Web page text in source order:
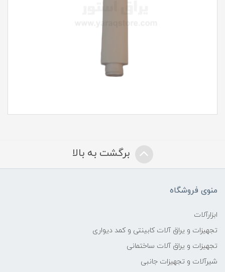
برگشت به بالا
منوی فروشگاه
ابزارآلات
تجهیزات و یراق آلات کابینتی و کمد دیواری
تجهیزات و یراق آلات ساختمانی
شیرآلات و تجهیزات جانبی